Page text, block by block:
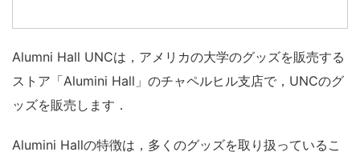
Alumni Hall UNCは，アメリカの大学のグッズを販売する
ストア「Alumini Hall」のチャペルヒル支店で，UNCのグ
ッズを販売します．
Alumini Hallの特徴は，多くのグッズを取り扱っているこ